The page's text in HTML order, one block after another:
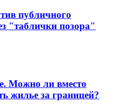
публичного
"таблички позора"
Можно ли вместо
жилье за границей?